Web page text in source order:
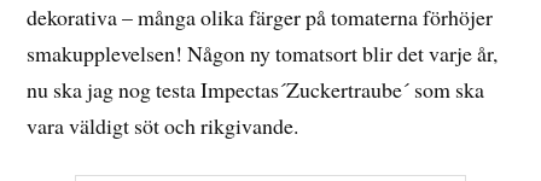
dekorativa – många olika färger på tomaterna förhöjer
smakupplevelsen! Någon ny tomatsort blir det varje år,
nu ska jag nog testa Impectas´Zuckertraube´ som ska
vara väldigt söt och rikgivande.